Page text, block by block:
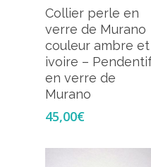
Ajouter Au
Panier
Collier perle en
verre de Murano
couleur ambre et
ivoire –
en verre de
Murano
45,00€